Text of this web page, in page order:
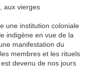
aux vierges
une institution coloniale
indigène en vue de la
manifestation du
membres et les rituels
devenu de nos jours